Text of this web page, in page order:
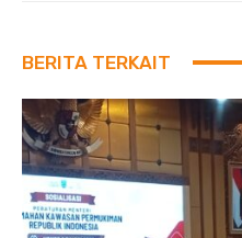
BERITA TERKAIT